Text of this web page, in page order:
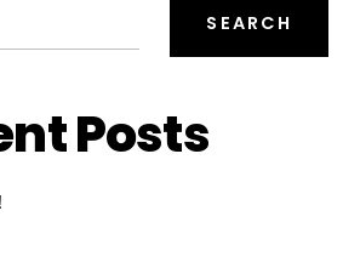
SEARCH
Posts